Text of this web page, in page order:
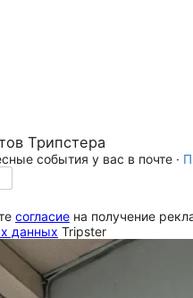
Трипстера
события у вас в почте ·
согласие на получение
данных Tripster